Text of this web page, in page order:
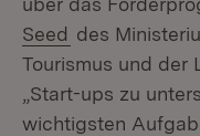
Seed (Öffnet in
des
Tourismus und der
„Start-ups zu
wichtigsten